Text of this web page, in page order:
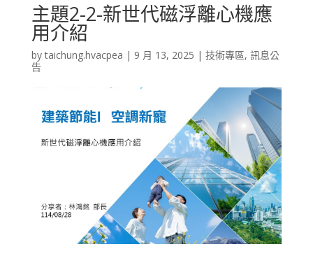
主題2-2-新世代磁浮離心機應
用介紹
bytaichung.hvacpea | 9 月 13, 2025 | 技術專區, 訊息公
告